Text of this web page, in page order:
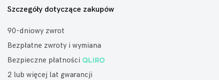
Szczegóły dotyczące zakupów
90-dniowy zwrot
Bezpłatne zwroty i wymiana
Bezpieczne płatności
2 lub więcej lat gwarancji